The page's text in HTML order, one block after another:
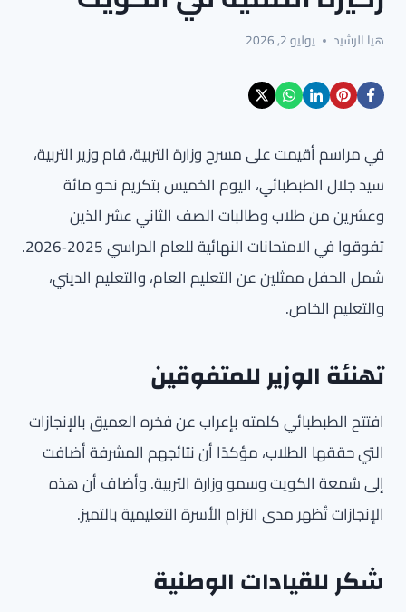
هيا الرشيد يوليو 2, 2026
في مراسم أقيمت على مسرح وزارة التربية، قام وزير التربية،
سيد جلال الطبطبائي، اليوم الخميس بتكريم نحو مائة
وعشرين من طلاب وطالبات الصف الثاني عشر الذين
تفوقوا في الامتحانات النهائية للعام الدراسي 2025‑2026.
شمل الحفل ممثلين عن التعليم العام، والتعليم الديني،
والتعليم الخاص.
تهنئة الوزير للمتفوقين
افتتح الطبطبائي كلمته بإعراب عن فخره العميق بالإنجازات
التي حققها الطلاب، مؤكدًا أن نتائجهم المشرفة أضافت
إلى سُمعة الكويت وسمو وزارة التربية. وأضاف أن هذه
الإنجازات تُظهر مدى التزام الأسرة التعليمية بالتميز.
شكر للقيادات الوطنية